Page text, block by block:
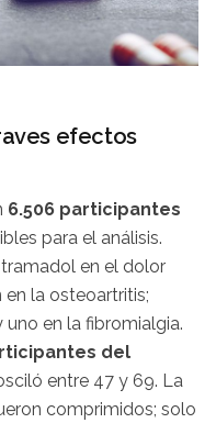
efectos
6.506 participantes
para el análisis.
en el dolor
la osteoartritis;
en la fibromialgia.
del
entre 47 y 69. La
comprimidos; solo